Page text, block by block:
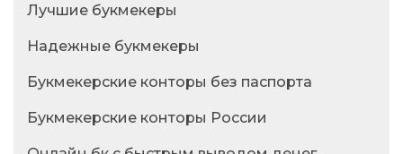
Лучшие букмекеры
Надежные букмекеры
Букмекерские конторы без паспорта
Букмекерские конторы России